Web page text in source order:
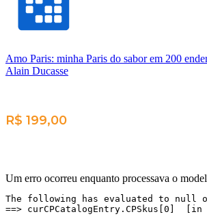
Amo Paris: minha Paris do sabor em 200
Alain Ducasse
R$ 199,00
Um erro ocorreu enquanto processava o
The following has evaluated to null
==> curCPCatalogEntry.CPSkus[0]